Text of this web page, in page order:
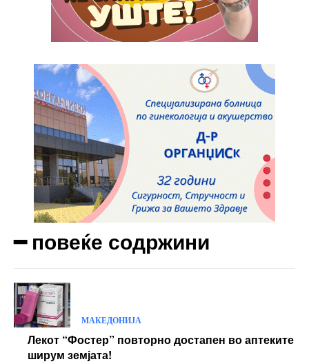
ИЗБЕРЕТЕ ПЛАН
Full member access:
Etiam est nibh, lobortis sit
Praesent euismod ac
Ut mollis pellentesque tortor
Nullam eu erat condimentum
Donec quis est ac felis
Orci varius natoque dolor
Yearly pricing Monthly pricing
━ повеќе содржини
МАКЕДОНИЈА
Лекот “Фостер” повторно достапен во аптеките
ширум земјата!